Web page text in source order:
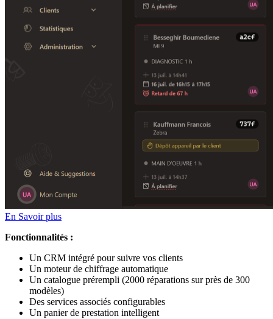
En Savoir plus
Fonctionnalités :
Un CRM intégré pour suivre vos clients
Un moteur de chiffrage automatique
Un catalogue prérempli (2000 réparations sur près de 300
modèles)
Des services associés configurables
Un panier de prestation intelligent